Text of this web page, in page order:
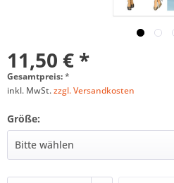
11,50 € *
Gesamtpreis:*
inkl. MwSt.zzgl. Versandkosten
Größe: